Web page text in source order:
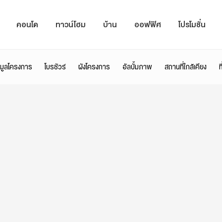
คอนโด ทาวน์โฮม บ้าน ออฟฟิศ โปรโมชั่น
ลโครงการ โบรชัวร์ ผังโครงการ อัลบั้มภาพ สถานที่ใกล้เคียง